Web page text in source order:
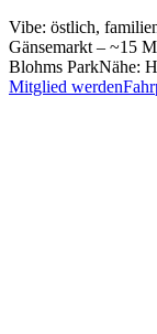
Vibe: östlich,
Gänsemarkt – ~15
Blohms ParkNähe:
Mitglied werden